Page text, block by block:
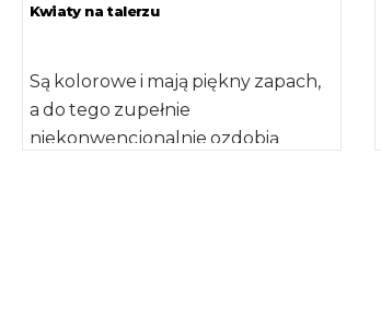
Kwiaty na talerzu
Są kolorowe i mają piękny zapach,
a do tego zupełnie
niekonwencjonalnie ozdobią